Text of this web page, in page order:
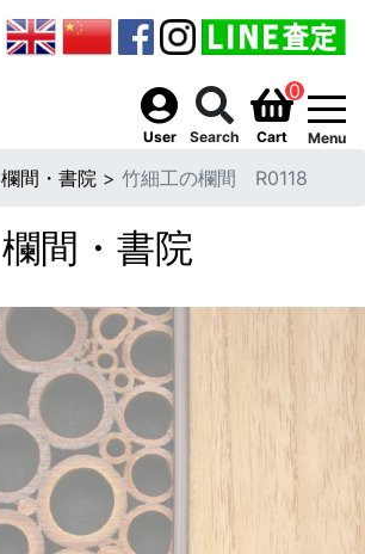
User Search
0
Cart Menu
欄間・書院 > 竹細工の欄間 R0118
欄間・書院